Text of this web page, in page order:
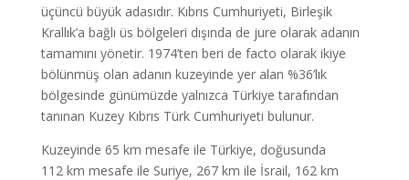
üçüncü büyük adasıdır. Kıbrıs Cumhuriyeti, Birleşik
Krallık’a bağlı üs bölgeleri dışında de jure olarak adanın
tamamını yönetir. 1974’ten beri de facto olarak ikiye
bölünmüş olan adanın kuzeyinde yer alan %36’lık
bölgesinde günümüzde yalnızca Türkiye tarafından
tanınan Kuzey Kıbrıs Türk Cumhuriyeti bulunur.
Kuzeyinde 65 km mesafe ile Türkiye, doğusunda
112 km mesafe ile Suriye, 267 km ile İsrail, 162 km